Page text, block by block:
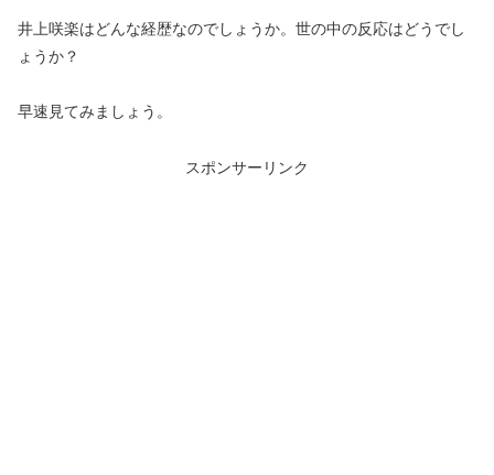
井上咲楽はどんな経歴なのでしょうか。世の中の反応はどうでし
ょうか？
早速見てみましょう。
スポンサーリンク